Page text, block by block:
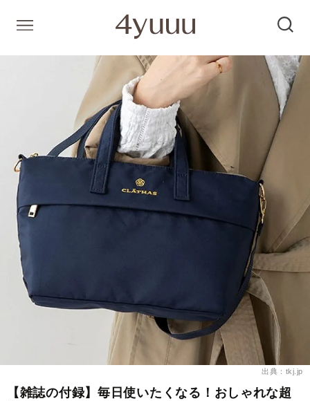
出典：tkj.jp
【雑誌の付録】毎日使いたくなる！おしゃれな超